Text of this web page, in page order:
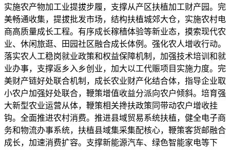
实施农产物加工业提拔步履，支撑从产区扶植加工财产园。完
美畅通收集，提拔批发市场，结构扶植城郊大仓，实施农村电
商高质量成长工程。有序成长稼穑体验等新业态，摸索现代农
业、休闲旅逛、田园社区融合成长体例。强化农人增收行动。
落实农人工稳岗就业政策和权益保障机制，加强技术培训和就
业办事，支撑返乡入乡创业，加大以工代赈项目实施力度。完
美财产链好处联合机制，成长农业财产化结合体，指导企业取
小农户加强好处联合，鞭策增值收益分派向农户倾斜。培育强
大新型农业运营从体，鞭策相关搀扶政策同带动农户增收挂
钩。全面推进农村消费。推进县域贸易系统扶植，健全电子商
务和物流办事系统，扶植县域集采集配核心，鞭策客货邮融合
成长，加速消费扩容。支撑新能源汽车、绿色智能家电等下